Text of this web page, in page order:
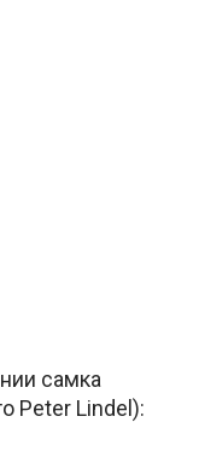
самка
Peter Lindel):